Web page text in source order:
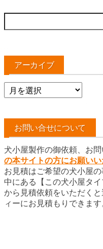
索:
アーカイブ
ア
ー
イ
お問い合せについて
犬小屋製作の御依頼、お
の本サイトの方にお願いい
お見積はご希望の犬小屋
中にある【この犬小屋タ
から見積依頼をいただく
ィーにお見積もりできます